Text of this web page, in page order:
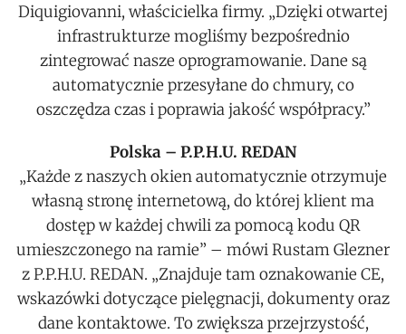
Diquigiovanni, właścicielka firmy. „Dzięki otwartej
infrastrukturze mogliśmy bezpośrednio
zintegrować nasze oprogramowanie. Dane są
automatycznie przesyłane do chmury, co
oszczędza czas i poprawia jakość współpracy.”
Polska – P.P.H.U. REDAN
„Każde z naszych okien automatycznie otrzymuje
własną stronę internetową, do której klient ma
dostęp w każdej chwili za pomocą kodu QR
umieszczonego na ramie” – mówi Rustam Glezner
z P.P.H.U. REDAN. „Znajduje tam oznakowanie CE,
wskazówki dotyczące pielęgnacji, dokumenty oraz
dane kontaktowe. To zwiększa przejrzystość,